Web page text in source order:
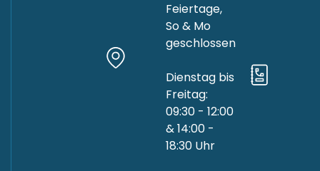
Feiertage,
So & Mo
geschlossen
Dienstag bis
Freitag:
09:30 - 12:00
& 14:00 -
18:30 Uhr